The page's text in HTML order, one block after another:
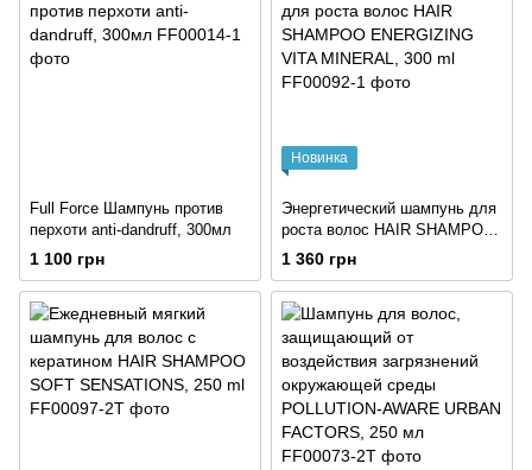
Full Force Шампунь против
перхоти anti-dandruff, 300мл
1 100 грн
Новинка
Энергетический шампунь для
роста волос HAIR SHAMPOO
ENERGIZING VITA MINERAL,
1 360 грн